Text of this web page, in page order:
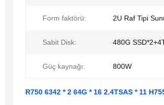
Form faktörü: 2U Raf Tipi
Sabit Disk: 480G
Güç kaynağı: 800W
R750 6342 * 2 64G * 16 2.4TSAS * 11